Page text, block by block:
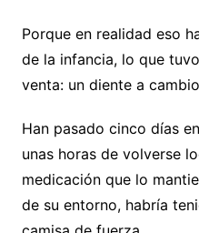
Porque en realidad eso
de la infancia, lo que
venta: un diente a
Han pasado cinco días
unas horas de volverse
medicación que lo
de su entorno, habría